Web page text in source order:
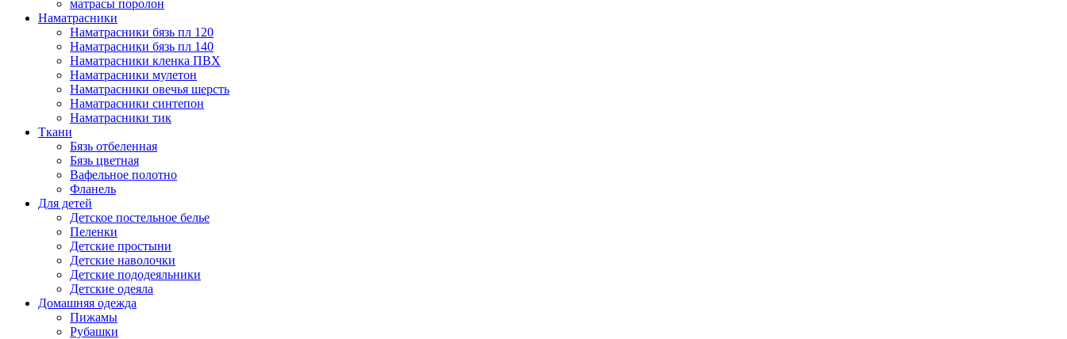
матрасы поролон
Наматрасники
Наматрасники бязь пл 120
Наматрасники бязь пл 140
Наматрасники кленка ПВХ
Наматрасники мулетон
Наматрасники овечья шерсть
Наматрасники синтепон
Наматрасники тик
Ткани
Бязь отбеленная
Бязь цветная
Вафельное полотно
Фланель
Для детей
Детское постельное белье
Пеленки
Детские простыни
Детские наволочки
Детские пододеяльники
Детские одеяла
Домашняя одежда
Пижамы
Рубашки